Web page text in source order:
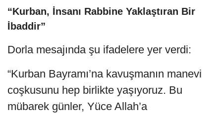
“Kurban, İnsanı Rabbine Yaklaştıran Bir
İbaddir”
Dorla mesajında şu ifadelere yer verdi:
“Kurban Bayramı’na kavuşmanın manevi
coşkusunu hep birlikte yaşıyoruz. Bu
mübarek günler, Yüce Allah’a